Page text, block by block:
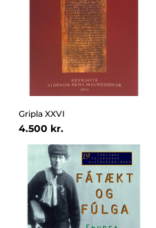
Gripla XXVI
4.500 kr.